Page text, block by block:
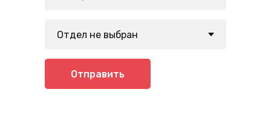
Отправить